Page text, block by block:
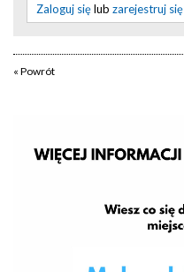
Zaloguj sięlub zarejestruj się
« Powrót